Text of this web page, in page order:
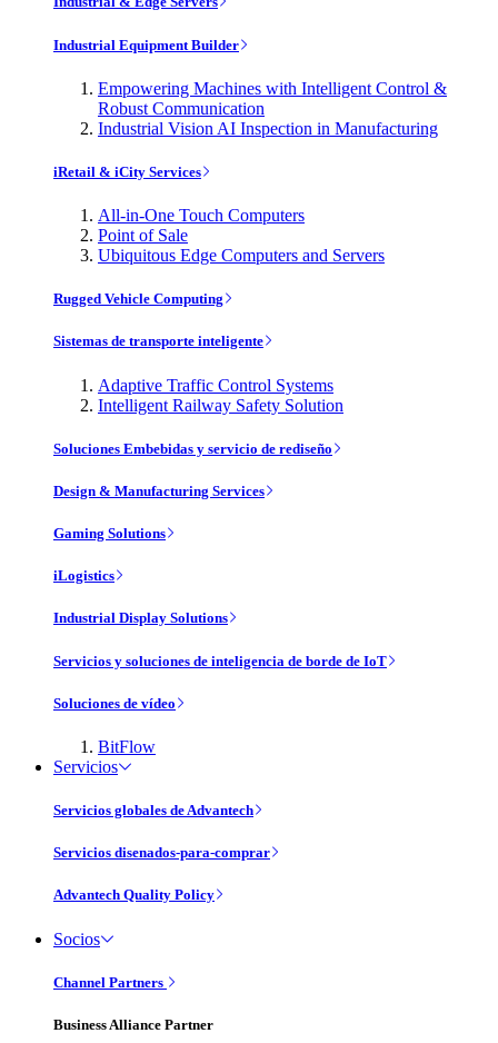
Industrial Equipment Builder
Empowering Machines with Intelligent Control &
Robust Communication
Industrial Vision AI Inspection in Manufacturing
iRetail & iCity Services
All-in-One Touch Computers
Point of Sale
Ubiquitous Edge Computers and Servers
Rugged Vehicle Computing
Sistemas de transporte inteligente
Adaptive Traffic Control Systems
Intelligent Railway Safety Solution
Soluciones Embebidas y servicio de rediseño
Design & Manufacturing Services
Gaming Solutions
iLogistics
Industrial Display Solutions
Servicios y soluciones de inteligencia de borde de IoT
Soluciones de vídeo
BitFlow
Servicios
Servicios globales de Advantech
Servicios disenados-para-comprar
Advantech Quality Policy
Socios
Channel Partners
Business Alliance Partner